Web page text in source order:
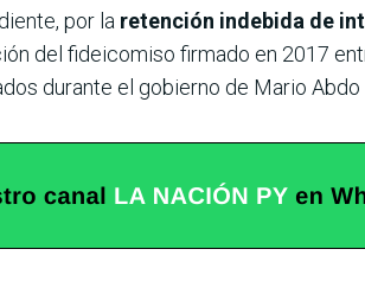
por la retención indebida de
del fideicomiso firmado en 2017
durante el gobierno de Mario Abdo